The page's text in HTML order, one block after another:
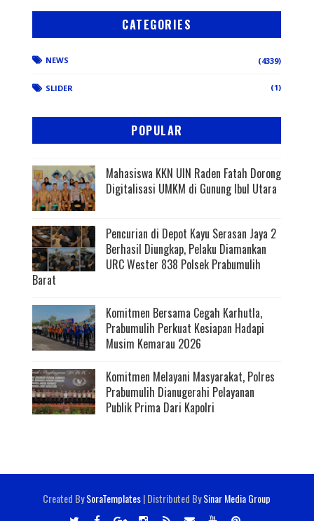
CATEGORIES
NEWS (4339)
SLIDER (1)
POPULAR
Mahasiswa KKN UIN Raden Fatah Dorong
Digitalisasi UMKM di Gunung Ibul Utara
Pencurian di Depot Kayu Serasan Jaya 2
Berhasil Diungkap, Pelaku Diamankan
URC Wester 838 Polsek Prabumulih
Barat
Komitmen Bersama Cegah Karhutla,
Prabumulih Perkuat Kesiapan Hadapi
Musim Kemarau 2026
Komitmen Melayani Masyarakat, Polres
Prabumulih Dianugerahi Pelayanan
Publik Prima Dari Kapolri
Created BySoraTemplates| Distributed BySinar Media Group